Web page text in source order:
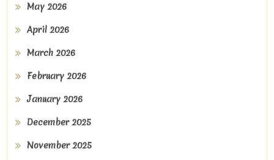
May 2026
April 2026
March 2026
February 2026
January 2026
December 2025
November 2025